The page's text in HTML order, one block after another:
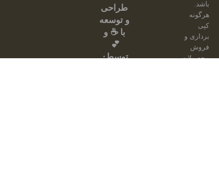
باشد.
هرگونه
کپی
برداری و
فروش
محصولات
طراحی
و توسعه
با ☕ و
💕
توسط: